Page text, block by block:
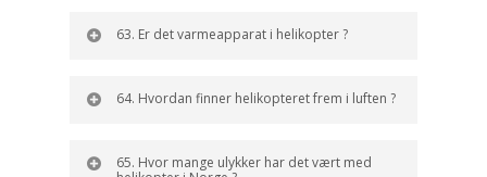
63. Er det varmeapparat i helikopter ?
64. Hvordan finner helikopteret frem i luften ?
65. Hvor mange ulykker har det vært med